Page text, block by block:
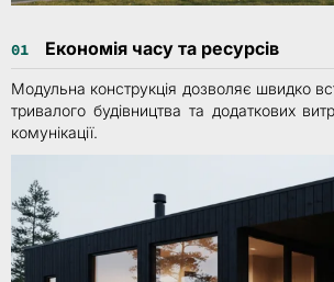
01 Економія часу та ресурсів
Модульна конструкція дозволяє швидко
тривалого будівництва та додаткових
комунікації.